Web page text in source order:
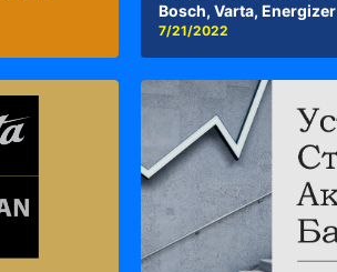
Bosch, Varta, Energizer
7/21/2022